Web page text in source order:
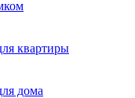
квартиры
дома